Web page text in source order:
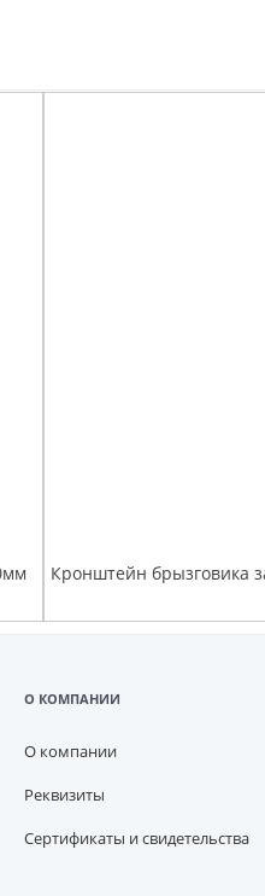
О КОМПАНИИ
О компании
Реквизиты
Сертификаты и свидетельства